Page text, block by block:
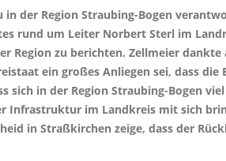
der Region Straubing-Bogen
rund um Leiter Norbert Sterl im
Region zu berichten. Zellmeier
ein großes Anliegen sei, dass die
in der Region Straubing-Bogen
Infrastruktur im Landkreis mit sich
in Straßkirchen zeige, dass der